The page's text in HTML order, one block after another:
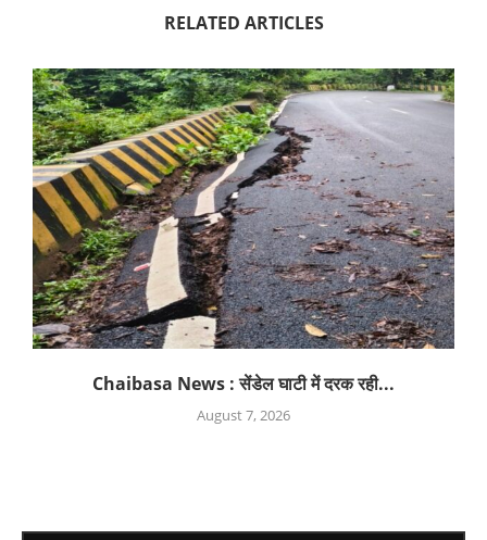
RELATED ARTICLES
Chaibasa News : सेंडेल घाटी में दरक रही...
August 7, 2026